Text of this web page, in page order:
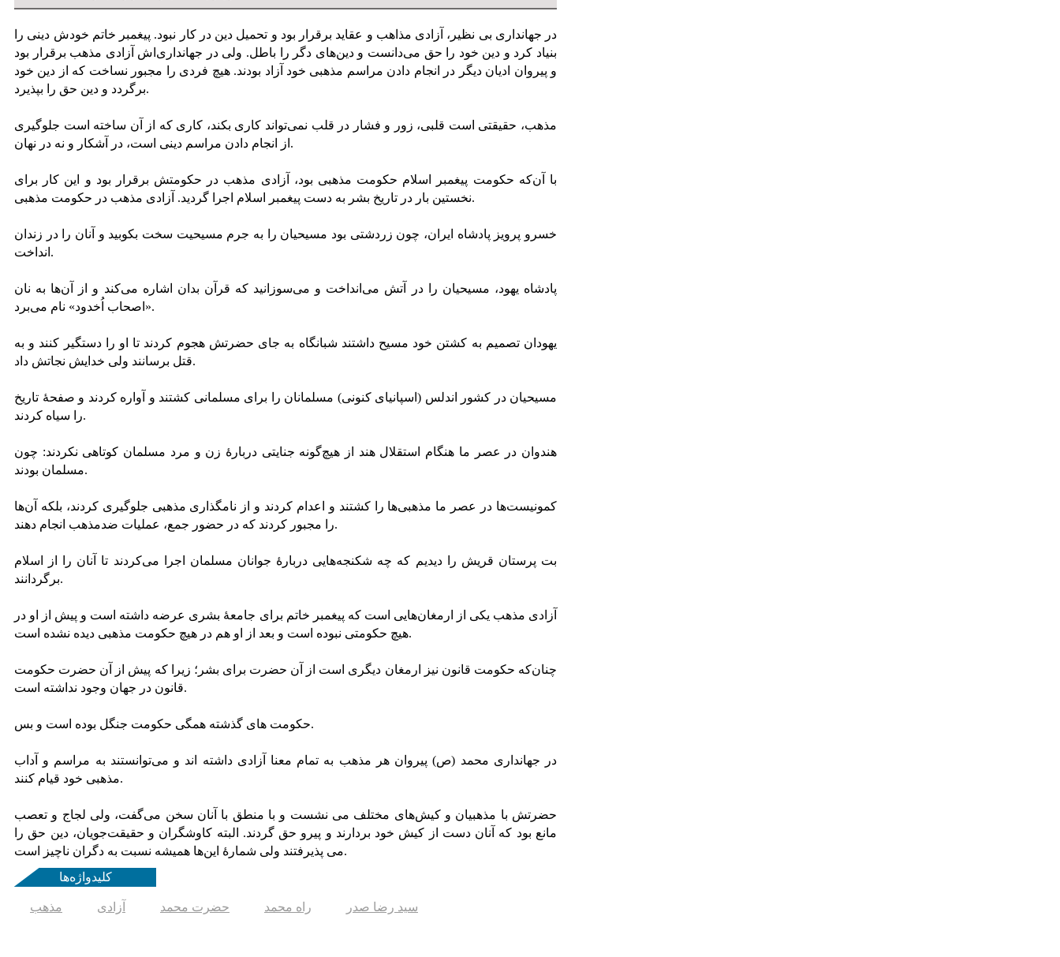
در جهانداری بی نظیر، آزادی مذاهب و عقاید برقرار بود و تحمیل دین در کار نبود. پیغمبر خاتم خودش دینی را
بنیاد کرد و دین خود را حق می‌دانست و دین‌های دگر را باطل. ولی در جهانداری‌اش آزادی مذهب برقرار بود
و پیروان ادیان دیگر در انجام دادن مراسم مذهبی خود آزاد بودند. هیچ فردی را مجبور نساخت که از دین خود
برگردد و دین حق را بپذیرد.
مذهب، حقیقتی است قلبی، زور و فشار در قلب نمی‌تواند کاری بکند، کاری که از آن ساخته است جلوگیری
از انجام دادن مراسم دینی است، در آشکار و نه در نهان.
با آن‌که حکومت پیغمبر اسلام حکومت مذهبی بود، آزادی مذهب در حکومتش برقرار بود و این کار برای
نخستین بار در تاریخ بشر به دست پیغمبر اسلام اجرا گردید. آزادی مذهب در حکومت مذهبی.
خسرو پرویز پادشاه ایران، چون زردشتی بود مسیحیان را به جرم مسیحیت سخت بکوبید و آنان را در زندان
انداخت.
پادشاه یهود، مسیحیان را در آتش می‌انداخت و می‌سوزانید که قرآن بدان اشاره می‌کند و از آن‌ها به نان
«اصحاب اُخدود» نام می‌برد.
یهودان تصمیم به کشتن خود مسیح داشتند شبانگاه به جای حضرتش هجوم کردند تا او را دستگیر کنند و به
قتل برسانند ولی خدایش نجاتش داد.
مسیحیان در کشور اندلس (اسپانیای کنونی) مسلمانان را برای مسلمانی کشتند و آواره کردند و صفحۀ تاریخ
را سیاه کردند.
هندوان در عصر ما هنگام استقلال هند از هیچ‌گونه جنایتی دربارۀ زن و مرد مسلمان کوتاهی نکردند: چون
مسلمان بودند.
کمونیست‌ها در عصر ما مذهبی‌ها را کشتند و اعدام کردند و از نامگذاری مذهبی جلوگیری کردند، بلکه آن‌ها
را مجبور کردند که در حضور جمع، عملیات ضدمذهب انجام دهند.
بت پرستان قریش را دیدیم که چه شکنجه‌هایی دربارۀ جوانان مسلمان اجرا می‌کردند تا آنان را از اسلام
برگردانند.
آزادی مذهب یکی از ارمغان‌هایی است که پیغمبر خاتم برای جامعۀ بشری عرضه داشته است و پیش از او در
هیچ حکومتی نبوده است و بعد از او هم در هیچ حکومت مذهبی دیده نشده است.
چنان‌که حکومت قانون نیز ارمغان دیگری است از آن حضرت برای بشر؛ زیرا که پیش از آن حضرت حکومت
قانون در جهان وجود نداشته است.
حکومت های گذشته همگی حکومت جنگل بوده است و بس.
در جهانداری محمد (ص) پیروان هر مذهب به تمام معنا آزادی داشته اند و می‌توانستند به مراسم و آداب
مذهبی خود قیام کنند.
حضرتش با مذهبیان و کیش‌های مختلف می نشست و با منطق با آنان سخن می‌گفت، ولی لجاج و تعصب
مانع بود که آنان دست از کیش خود بردارند و پیرو حق گردند. البته کاوشگران و حقیقت‌جویان، دین حق را
می پذیرفتند ولی شمارۀ این‌ها همیشه نسبت به دگران ناچیز است.
کلیدواژه‌ها
سید رضا صدر راه محمد حضرت محمد آزادی مذهب